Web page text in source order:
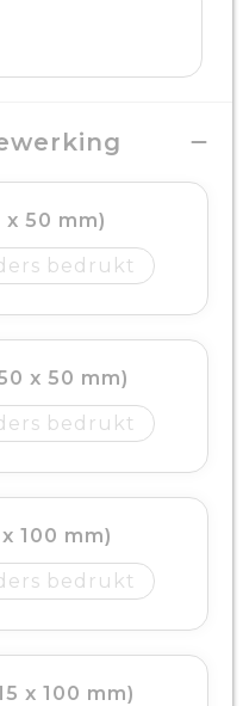
50 mm)
bedrukt
x 50 mm)
bedrukt
100 mm)
bedrukt
x 100 mm)